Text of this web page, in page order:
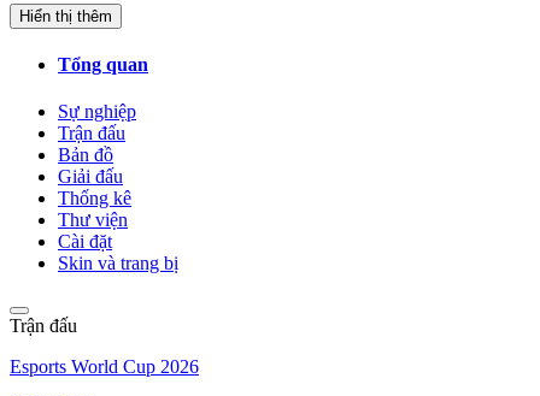
Hiển thị thêm
Tổng quan
Sự nghiệp
Trận đấu
Bản đồ
Giải đấu
Thống kê
Thư viện
Cài đặt
Skin và trang bị
Trận đấu
Esports World Cup 2026